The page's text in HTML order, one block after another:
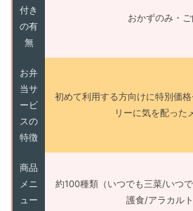
付き
の有
無
おかずのみ・ご
お弁
当サ
ービ
スの
特徴
初めて利用する方向けに特別価
リーに気を配った
商品
メニ
ュー
約100種類（いつでも三菜/いつ
護食/アラカルト